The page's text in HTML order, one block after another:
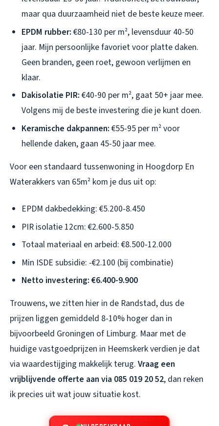
maar qua duurzaamheid niet de beste keuze meer.
EPDM rubber: €80-130 per m², levensduur 40-50
jaar. Mijn persoonlijke favoriet voor platte daken.
Geen branden, geen roet, gewoon verlijmen en
klaar.
Dakisolatie PIR: €40-90 per m², gaat 50+ jaar mee.
Volgens mij de beste investering die je kunt doen.
Keramische dakpannen: €55-95 per m² voor
hellende daken, gaan 45-50 jaar mee.
Voor een standaard tussenwoning in Hoogdorp En
Waterakkers van 65m² kom je dus uit op:
EPDM dakbedekking: €5.200-8.450
PIR isolatie 12cm: €2.600-5.850
Totaal materiaal en arbeid: €8.500-12.000
Min ISDE subsidie: -€2.100 (bij combinatie)
Netto investering: €6.400-9.900
Trouwens, we zitten hier in de Randstad, dus de
prijzen liggen gemiddeld 8-10% hoger dan in
bijvoorbeeld Groningen of Limburg. Maar met de
huidige vastgoedprijzen in Heemskerk verdien je dat
via waardestijging makkelijk terug. Vraag een
vrijblijvende offerte aan via 085 019 20 52, dan reken
ik precies uit wat jouw situatie kost.